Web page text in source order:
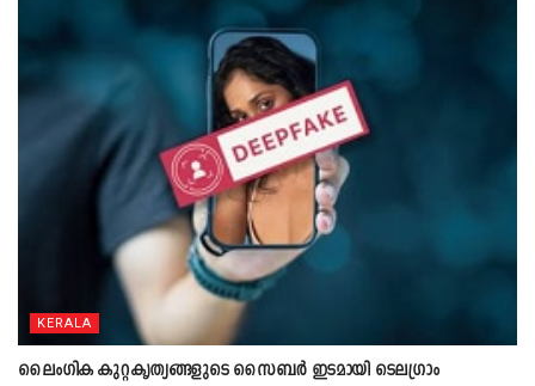
KERALA
ലൈംഗിക കുറ്റകൃത്യങ്ങളുടെ സൈബർ ഇടമായി ടെലഗ്രാം